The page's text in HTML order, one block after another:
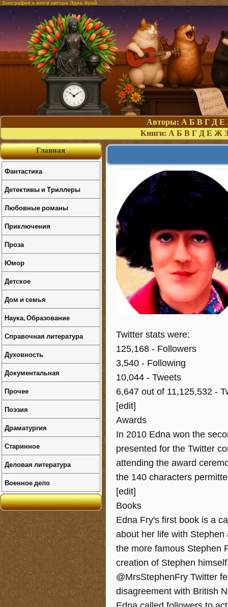
Биография и книги автора Эдна Фрай
Авторы: А Б В Г Д Е
Книги: А Б В Г Д Е Ж З
Twitter stats were:
125,168 - Followers
3,540 - Following
10,044 - Tweets
6,647 out of 11,125,532 -
[edit]
Awards
In 2010 Edna won the
presented for the Twitter
attending the award
the 140 characters
[edit]
Books
Edna Fry's first book is a
about her life with
the more famous Stephen
creation of Stephen
@MrsStephenFry Twitter
disagreement with British
Главная
Фантастика
Детективы и Триллеры
Любовные романы
Приключения
Проза
Юмор
Детское
Дом и семья
Наука, Образование
Справочная литература
Духовность
Документальная
Прочее
Поэзия
Драматургия
Старинное
Деловая литература
Военное дело